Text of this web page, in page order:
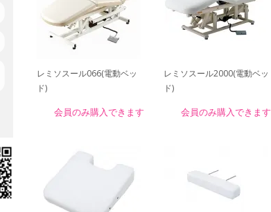
レミソスール066(電動ベッ
ド)
会員のみ購入できます
レミソスール2000(電動ベッ
ド)
会員のみ購入できます